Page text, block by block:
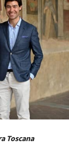
Toscana